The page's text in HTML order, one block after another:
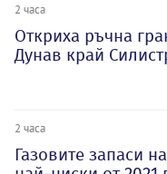
2 часа
Откриха ръчна
Дунав край
2 часа
Газовите запаси